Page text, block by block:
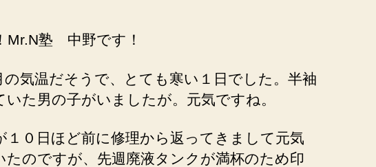
Mr.N塾 中野です！
の気温だそうで、とても寒い１日でした。半袖
いた男の子がいましたが。元気ですね。
１０日ほど前に修理から返ってきまして元気
たのですが、先週廃液タンクが満杯のため印